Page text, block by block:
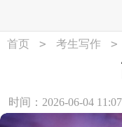
首页 > 考生写作 >
时间：2026-06-04